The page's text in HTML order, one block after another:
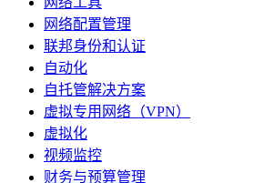
网络配置管理
联邦身份和认证
自动化
自托管解决方案
虚拟专用网络（VPN）
虚拟化
视频监控
财务与预算管理